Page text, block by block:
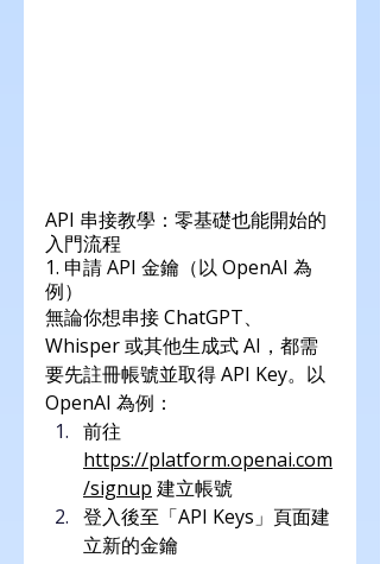
API 串接教學：零基礎也能開始的
入門流程
1. 申請 API 金鑰（以 OpenAI 為
例）
無論你想串接 ChatGPT、
Whisper 或其他生成式 AI，都需
要先註冊帳號並取得 API Key。以
OpenAI 為例：
前往
https://platform.openai.com
/signup 建立帳號
登入後至「API Keys」頁面建
立新的金鑰